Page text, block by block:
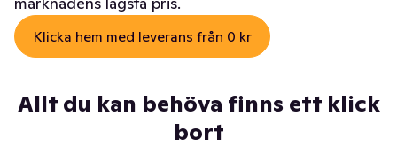
Klicka hem med leverans från 0 kr
Allt du kan behöva finns ett klick
bort